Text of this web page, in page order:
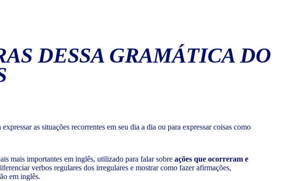
DESSA GRAMÁTICA DO
expressar as situações recorrentes em seu dia a dia ou para expressar coisas como
mais importantes em inglês, utilizado para falar sobre ações que ocorreram e
verbos regulares dos irregulares e mostrar como fazer afirmações,
em inglês.